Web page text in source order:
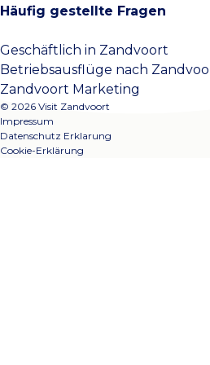
Häufig gestellte Fragen
Geschäftlich in Zandvoort
Betriebsausflüge nach
Zandvoort Marketing
© 2026 Visit Zandvoort
Impressum
Datenschutz Erklarung
Cookie-Erklärung